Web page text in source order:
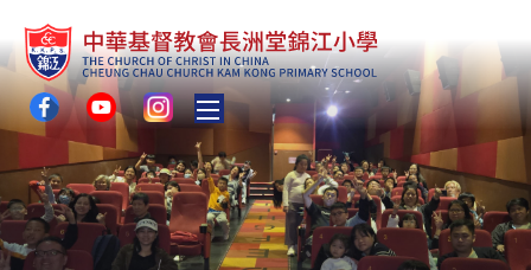
Toggle main menu visibility